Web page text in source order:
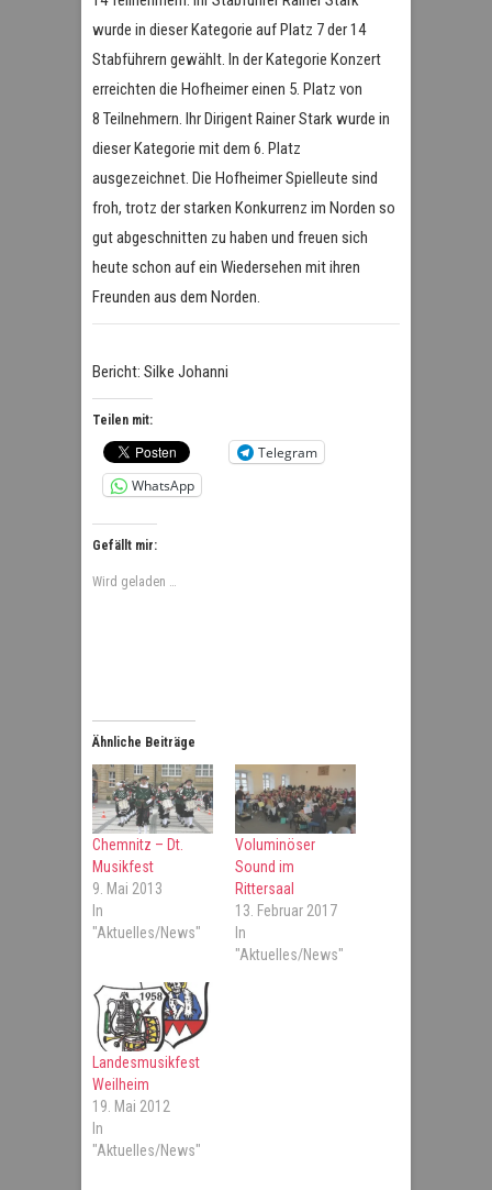
wurde in dieser Kategorie auf Platz 7 der 14
Stabführern gewählt. In der Kategorie Konzert
erreichten die Hofheimer einen 5. Platz von
8 Teilnehmern. Ihr Dirigent Rainer Stark wurde in
dieser Kategorie mit dem 6. Platz
ausgezeichnet. Die Hofheimer Spielleute sind
froh, trotz der starken Konkurrenz im Norden so
gut abgeschnitten zu haben und freuen sich
heute schon auf ein Wiedersehen mit ihren
Freunden aus dem Norden.
Bericht: Silke Johanni
Teilen mit:
Telegram
WhatsApp
Gefällt mir:
Wird geladen …
Ähnliche Beiträge
Chemnitz – Dt.
Musikfest
9. Mai 2013
In
"Aktuelles/News"
Voluminöser
Sound im
Rittersaal
13. Februar 2017
In
"Aktuelles/News"
Landesmusikfest
Weilheim
19. Mai 2012
In
"Aktuelles/News"